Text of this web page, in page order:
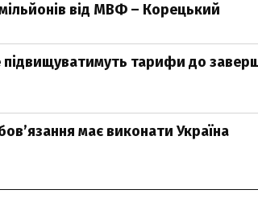
від МВФ – Корецький
підвищуватимуть тарифи до
має виконати Україна